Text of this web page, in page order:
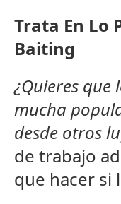
Trata En Lo
Baiting
¿Quieres que
mucha
desde otros
de trabajo
que hacer si